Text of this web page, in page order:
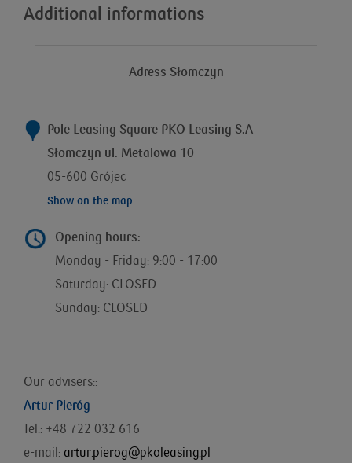
Additional informations
Adress Słomczyn
Pole Leasing Square PKO Leasing S.A
Słomczyn ul. Metalowa 10
05-600 Grójec
Show on the map
Opening hours:
Monday - Friday: 9:00 - 17:00
Saturday: CLOSED
Sunday: CLOSED
Our advisers::
Artur Pieróg
Tel.: +48 722 032 616
e-mail: artur.pierog@pkoleasing.pl